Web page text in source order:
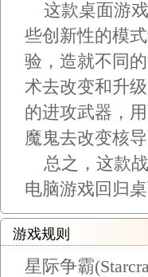
这款桌面游戏
些创新性的模
验，造就不同
术去改变和升
的进攻武器，
魔鬼去改变核
总之，这款战
电脑游戏回归
游戏规则
星际争霸